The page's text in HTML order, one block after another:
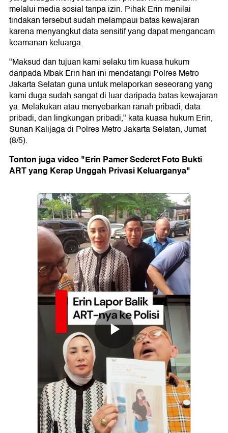
melalui media sosial tanpa izin. Pihak Erin menilai
tindakan tersebut sudah melampaui batas kewajaran
karena menyangkut data sensitif yang dapat mengancam
keamanan keluarga.
"Maksud dan tujuan kami selaku tim kuasa hukum
daripada Mbak Erin hari ini mendatangi Polres Metro
Jakarta Selatan guna untuk melaporkan seseorang yang
kami duga sudah sangat di luar daripada batas kewajaran
ya. Melakukan atau menyebarkan ranah pribadi, data
pribadi, dan lingkungan pribadi," kata kuasa hukum Erin,
Sunan Kalijaga di Polres Metro Jakarta Selatan, Jumat
(8/5).
Tonton juga video "Erin Pamer Sederet Foto Bukti
ART yang Kerap Unggah Privasi Keluarganya"